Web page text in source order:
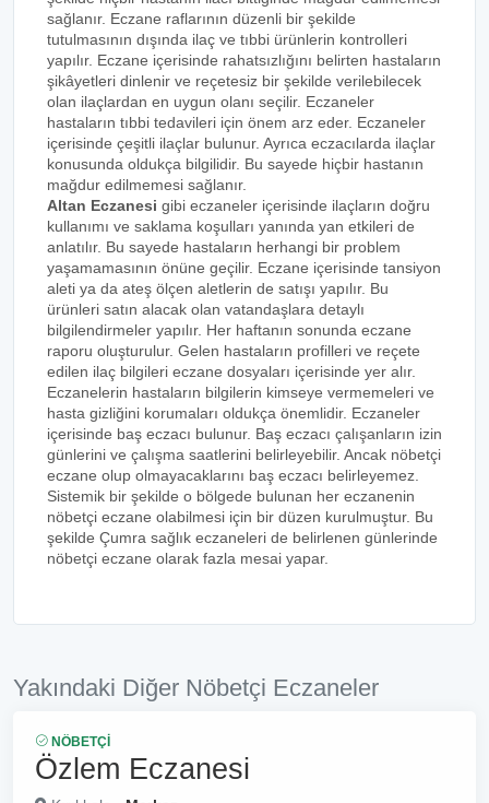
sağlanır. Eczane raflarının düzenli bir şekilde
tutulmasının dışında ilaç ve tıbbi ürünlerin kontrolleri
yapılır. Eczane içerisinde rahatsızlığını belirten hastaların
şikâyetleri dinlenir ve reçetesiz bir şekilde verilebilecek
olan ilaçlardan en uygun olanı seçilir. Eczaneler
hastaların tıbbi tedavileri için önem arz eder. Eczaneler
içerisinde çeşitli ilaçlar bulunur. Ayrıca eczacılarda ilaçlar
konusunda oldukça bilgilidir. Bu sayede hiçbir hastanın
mağdur edilmemesi sağlanır.
Altan Eczanesi gibi eczaneler içerisinde ilaçların doğru
kullanımı ve saklama koşulları yanında yan etkileri de
anlatılır. Bu sayede hastaların herhangi bir problem
yaşamamasının önüne geçilir. Eczane içerisinde tansiyon
aleti ya da ateş ölçen aletlerin de satışı yapılır. Bu
ürünleri satın alacak olan vatandaşlara detaylı
bilgilendirmeler yapılır. Her haftanın sonunda eczane
raporu oluşturulur. Gelen hastaların profilleri ve reçete
edilen ilaç bilgileri eczane dosyaları içerisinde yer alır.
Eczanelerin hastaların bilgilerin kimseye vermemeleri ve
hasta gizliğini korumaları oldukça önemlidir. Eczaneler
içerisinde baş eczacı bulunur. Baş eczacı çalışanların izin
günlerini ve çalışma saatlerini belirleyebilir. Ancak nöbetçi
eczane olup olmayacaklarını baş eczacı belirleyemez.
Sistemik bir şekilde o bölgede bulunan her eczanenin
nöbetçi eczane olabilmesi için bir düzen kurulmuştur. Bu
şekilde Çumra sağlık eczaneleri de belirlenen günlerinde
nöbetçi eczane olarak fazla mesai yapar.
Yakındaki Diğer Nöbetçi Eczaneler
NÖBETÇI
Özlem Eczanesi